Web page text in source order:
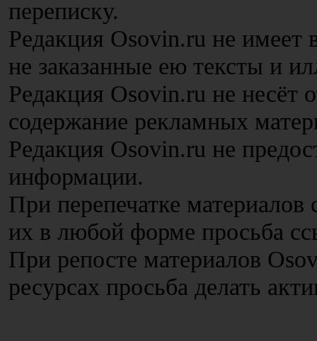
переписку.
Редакция Osovin.ru не имеет
не заказанные ею тексты и
Редакция Osovin.ru не несёт
содержание рекламных
Редакция Osovin.ru не
информации.
При перепечатке
их в любой форме просьба
При репосте материалов
ресурсах просьба делать